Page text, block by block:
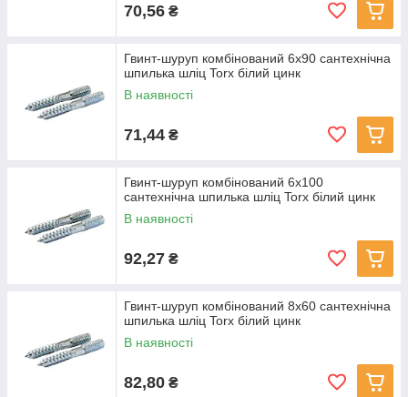
70,56 ₴
Гвинт-шуруп комбінований 6x90 сантехнічна
шпилька шліц Torx білий цинк
В наявності
71,44 ₴
Гвинт-шуруп комбінований 6x100
сантехнічна шпилька шліц Torx білий цинк
В наявності
92,27 ₴
Гвинт-шуруп комбінований 8x60 сантехнічна
шпилька шліц Torx білий цинк
В наявності
82,80 ₴